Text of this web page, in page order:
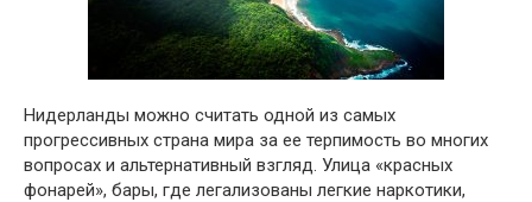
Нидерланды можно считать одной из самых
прогрессивных страна мира за ее терпимость во многих
вопросах и альтернативный взгляд. Улица «красных
фонарей», бары, где легализованы легкие наркотики,